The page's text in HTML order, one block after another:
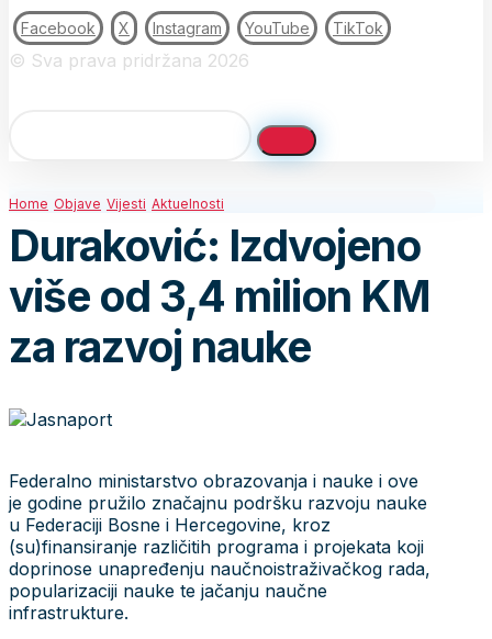
Facebook X Instagram YouTube TikTok
© Sva prava pridržana 2026
Home Objave Vijesti Aktuelnosti
Duraković: Izdvojeno
više od 3,4 milion KM
za razvoj nauke
Federalno ministarstvo obrazovanja i nauke i ove
je godine pružilo značajnu podršku razvoju nauke
u Federaciji Bosne i Hercegovine, kroz
(su)finansiranje različitih programa i projekata koji
doprinose unapređenju naučnoistraživačkog rada,
popularizaciji nauke te jačanju naučne
infrastrukture.